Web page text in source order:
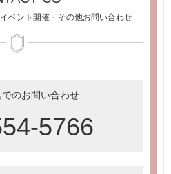
ベント開催・その他お問い合わせ
でのお問い合わせ
5766